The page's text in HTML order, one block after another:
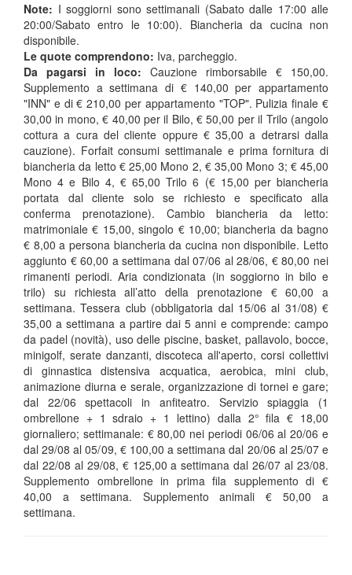
Note: I soggiorni sono settimanali (Sabato dalle 17:00 alle
20:00/Sabato entro le 10:00). Biancheria da cucina non
disponibile.
Le quote comprendono: Iva, parcheggio.
Da pagarsi in loco: Cauzione rimborsabile € 150,00.
Supplemento a settimana di € 140,00 per appartamento
"INN" e di € 210,00 per appartamento "TOP". Pulizia finale €
30,00 in mono, € 40,00 per il Bilo, € 50,00 per il Trilo (angolo
cottura a cura del cliente oppure € 35,00 a detrarsi dalla
cauzione). Forfait consumi settimanale e prima fornitura di
biancheria da letto € 25,00 Mono 2, € 35,00 Mono 3; € 45,00
Mono 4 e Bilo 4, € 65,00 Trilo 6 (€ 15,00 per biancheria
portata dal cliente solo se richiesto e specificato alla
conferma prenotazione). Cambio biancheria da letto:
matrimoniale € 15,00, singolo € 10,00; biancheria da bagno
€ 8,00 a persona biancheria da cucina non disponibile. Letto
aggiunto € 60,00 a settimana dal 07/06 al 28/06, € 80,00 nei
rimanenti periodi. Aria condizionata (in soggiorno in bilo e
trilo) su richiesta all’atto della prenotazione € 60,00 a
settimana. Tessera club (obbligatoria dal 15/06 al 31/08) €
35,00 a settimana a partire dai 5 anni e comprende: campo
da padel (novità), uso delle piscine, basket, pallavolo, bocce,
minigolf, serate danzanti, discoteca all'aperto, corsi collettivi
di ginnastica distensiva acquatica, aerobica, mini club,
animazione diurna e serale, organizzazione di tornei e gare;
dal 22/06 spettacoli in anfiteatro. Servizio spiaggia (1
ombrellone + 1 sdraio + 1 lettino) dalla 2° fila € 18,00
giornaliero; settimanale: € 80,00 nei periodi 06/06 al 20/06 e
dal 29/08 al 05/09, € 100,00 a settimana dal 20/06 al 25/07 e
dal 22/08 al 29/08, € 125,00 a settimana dal 26/07 al 23/08.
Supplemento ombrellone in prima fila supplemento di €
40,00 a settimana. Supplemento animali € 50,00 a
settimana.